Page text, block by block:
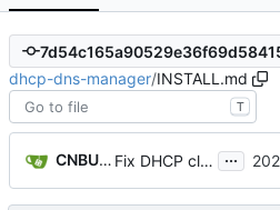
dhcp-dns-manager/INSTALL.md
T
CNBUGS AI Fix DHCP client unable to get IP and config not persisting ...